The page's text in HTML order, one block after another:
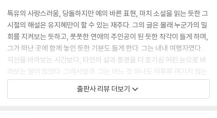
여행은 창문을 만드는 일이다. 내 안에 갇혀 있을 때도 밖을 볼 수 있게, 걸
음 없이도 걸을 수 있게 한다. 눈을 감았을 때도 보이는 경치를 만들기 위한
작업이다. 많이 걸을수록 그 창문은 커지며, 견고해지고 그 안의 풍경은 내
신체의 일부처럼 애틋해진다. 힘겨운 날에도, 벅찬 날에도 눈만 감으면 그
풍경이 눈앞에 펼쳐진다. 요즘 나는 눈을 감고 하루의 기분이 될 장면들을
자주 빌려온다.
--- p.118, 「기분을 꿔주는 은행」 중에서
나는 가끔 내가 태어나지 않은 곳에 대한 희한한 향수를 느낀다. 그처럼, 세
특유의 사랑스러움, 당돌하지만 예의 바른 표현, 마치 소설을 읽는 듯한 그
시절의 해설은 유지혜만이 할 수 있는 재주다. 그의 글은 몰래 누군가의 밀
회를 지켜보는 듯하고, 풋풋한 연애의 주인공이 된 듯한 착각이 들게 하며,
그가 떠난 곳에 함께 놓인 듯한 기분도 들게 한다. 그는 내내 여행자였다.
자신을 바라보는 시간보다, 타인의 삶과 풍경을 더 호기심 어린 눈으로 바
라보는 일이 많았다. 그래서일까. 그는 어느 것 하나도 허투루 여기지 않는
다. 매년 다른 가을의 풍경, 자신을 채우는 책, 사랑하는 부모님, 지난 연인,
낯선 찻집에서 만난 이름 모를 중년 사내들의 대화, 지독하게 귀여운 반려
출판사 리뷰 더보기